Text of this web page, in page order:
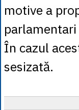
motive a
parlamentari
În cazul
sesizată.